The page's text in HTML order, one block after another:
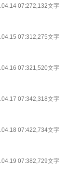
07:272,132文字
07:312,275文字
07:321,520文字
07:342,318文字
07:422,734文字
07:382,729文字